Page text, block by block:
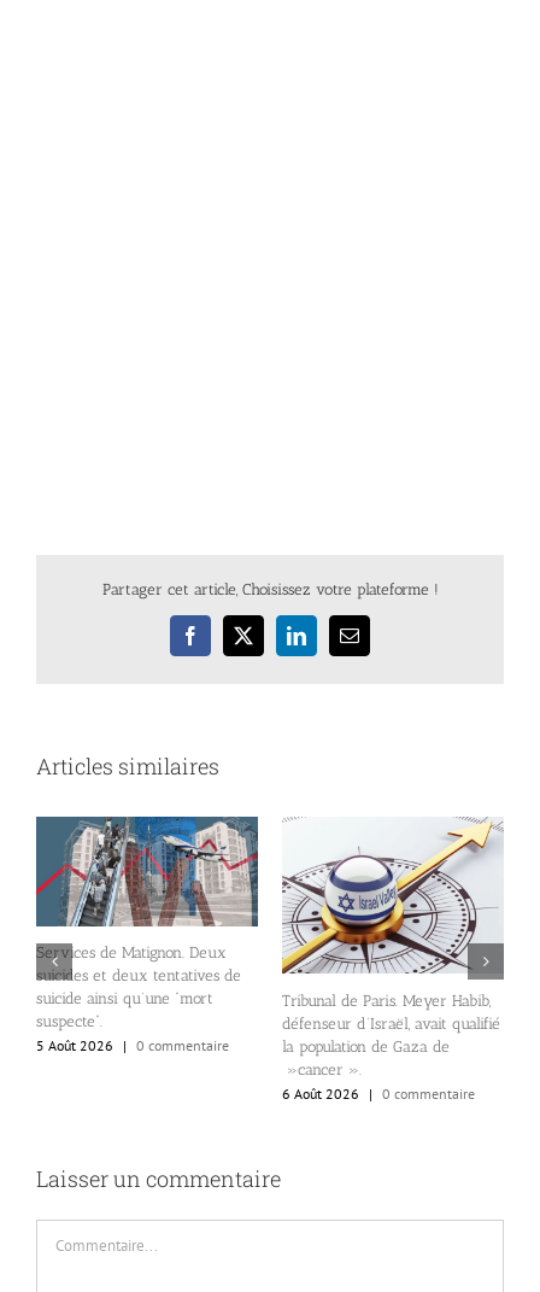
Partager cet article, Choisissez votre plateforme !
Facebook
X LinkedInEmail
Articles similaires
Services de Matignon. Deux
suicides et deux tentatives de
suicide ainsi qu’une “mort
suspecte”.
5 Août 2026
| 0 commentaire
Tribunal de Paris. Meyer Habib,
défenseur d’Israël, avait qualifié
la population de Gaza de
»cancer ».
6 Août 2026
| 0 commentaire
Laisser un commentaire